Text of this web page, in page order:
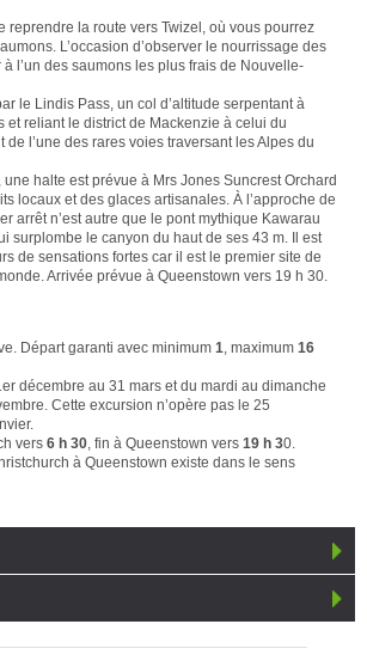
reprendre la route vers Twizel, où vous pourrez
L’occasion d’observer le nourrissage des
l’un des saumons les plus frais de Nouvelle-
le Lindis Pass, un col d’altitude serpentant à
et reliant le district de Mackenzie à celui du
de l’une des rares voies traversant les Alpes du
halte est prévue à Mrs Jones Suncrest Orchard
locaux et des glaces artisanales. À l’approche de
arrêt n’est autre que le pont mythique Kawarau
surplombe le canyon du haut de ses 43 m. Il est
de sensations fortes car il est le premier site de
Arrivée prévue à Queenstown vers 19 h 30.
Départ garanti avec minimum 1 , maximum 16
décembre au 31 mars et du mardi au dimanche
Cette excursion n’opère pas le 25
vers 6 h 30 , fin à Queenstown vers 19 h 30.
à Queenstown existe dans le sens